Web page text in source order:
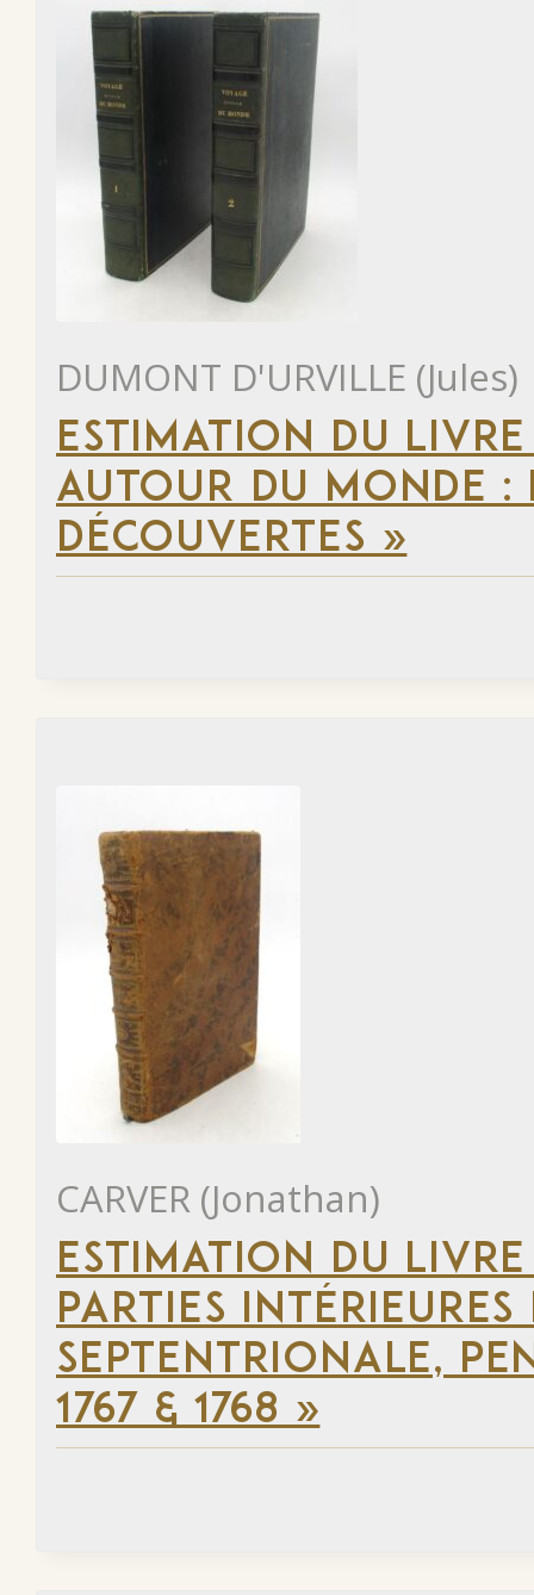
DUMONT D'URVILLE (Jules)
ESTIMATION DU
AUTOUR DU MONDE :
DÉCOUVERTES »
CARVER (Jonathan)
ESTIMATION DU
PARTIES
SEPTENTRIONALE,
1767 & 1768 »